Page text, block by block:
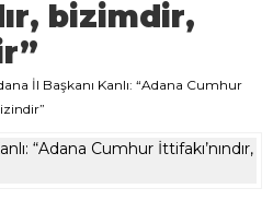
bizimdir,
İl Başkanı Kanlı: “Adana Cumhur